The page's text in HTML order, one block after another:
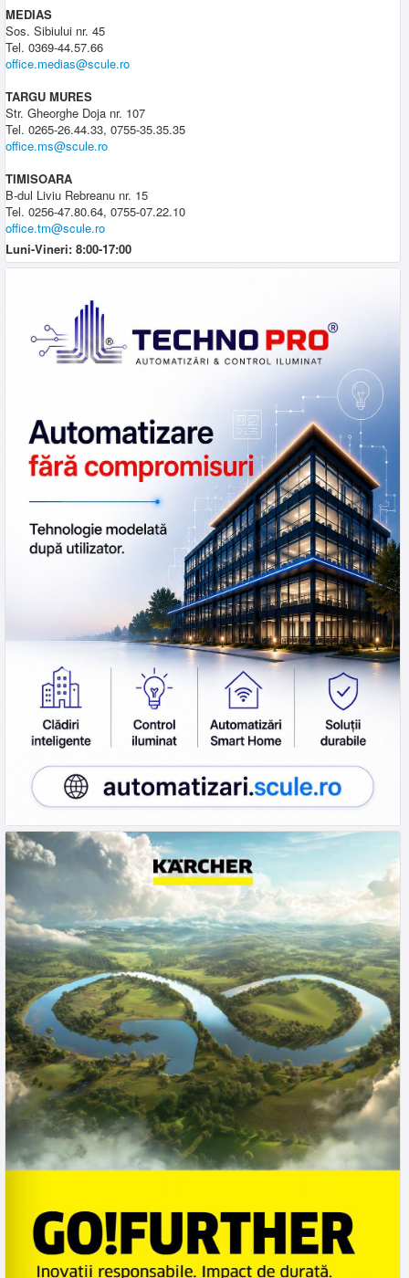
MEDIAS
Sos. Sibiului nr. 45
Tel. 0369-44.57.66
office.medias@scule.ro
TARGU MURES
Str. Gheorghe Doja nr. 107
Tel. 0265-26.44.33, 0755-35.35.35
office.ms@scule.ro
TIMISOARA
B-dul Liviu Rebreanu nr. 15
Tel. 0256-47.80.64, 0755-07.22.10
office.tm@scule.ro
Luni-Vineri: 8:00-17:00